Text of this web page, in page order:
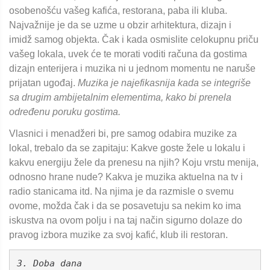
osobenošću vašeg kafića, restorana, paba ili kluba.
Najvažnije je da se uzme u obzir arhitektura, dizajn i
imidž samog objekta. Čak i kada osmislite celokupnu priču
vašeg lokala, uvek će te morati voditi računa da gostima
dizajn enterijera i muzika ni u jednom momentu ne naruše
prijatan ugođaj. Muzika je najefikasnija kada se integriše
sa drugim ambijetalnim elementima, kako bi prenela
određenu poruku gostima.
Vlasnici i menadžeri bi, pre samog odabira muzike za
lokal, trebalo da se zapitaju: Kakve goste žele u lokalu i
kakvu energiju žele da prenesu na njih? Koju vrstu menija,
odnosno hrane nude? Kakva je muzika aktuelna na tv i
radio stanicama itd. Na njima je da razmisle o svemu
ovome, možda čak i da se posavetuju sa nekim ko ima
iskustva na ovom polju i na taj način sigurno dolaze do
pravog izbora muzike za svoj kafić, klub ili restoran.
3. Doba dana